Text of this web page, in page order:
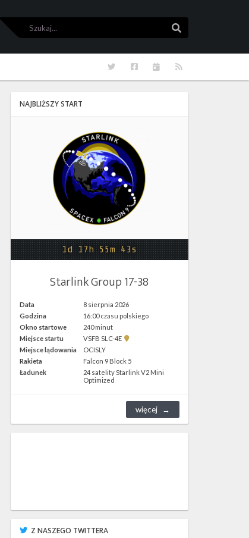
Szukaj
RSS
Kalendarze
Facebook
Twitter
NAJBLIŻSZY START
1d 17h 55m 43s
Starlink Group 17-38
Data
8 sierpnia 2026
Godzina
16:00 czasu polskiego
Okno startowe
240 minut
Miejsce startu
VSFB SLC-4E
Pokaż
SLC-
4E w
Google
Miejsce lądowania
OCISLY
Rakieta
Falcon 9 Block 5
Ładunek
24 satelity Starlink V2 Mini
Optimized
więcej
Z NASZEGO TWITTERA